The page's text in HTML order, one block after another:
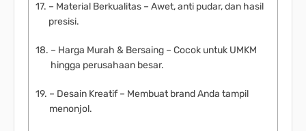
– Material Berkualitas – Awet, anti pudar, dan hasil
presisi.
– Harga Murah & Bersaing – Cocok untuk UMKM
hingga perusahaan besar.
– Desain Kreatif – Membuat brand Anda tampil
menonjol.